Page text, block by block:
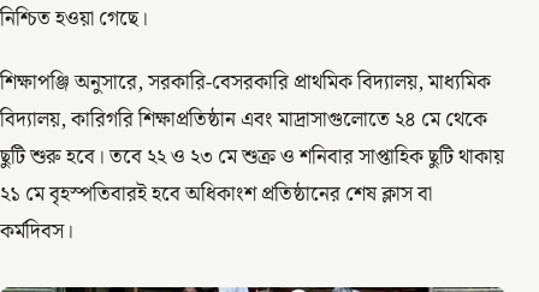
নিশ্চিত হওয়া গেছে।
শিক্ষাপঞ্জি অনুসারে, সরকারি-বেসরকারি প্রাথমিক বিদ্যালয়, মাধ্যমিক
বিদ্যালয়, কারিগরি শিক্ষাপ্রতিষ্ঠান এবং মাদ্রাসাগুলোতে ২৪ মে থেকে
ছুটি শুরু হবে। তবে ২২ ও ২৩ মে শুক্র ও শনিবার সাপ্তাহিক ছুটি থাকায়
২১ মে বৃহস্পতিবারই হবে অধিকাংশ প্রতিষ্ঠানের শেষ ক্লাস বা
কর্মদিবস।